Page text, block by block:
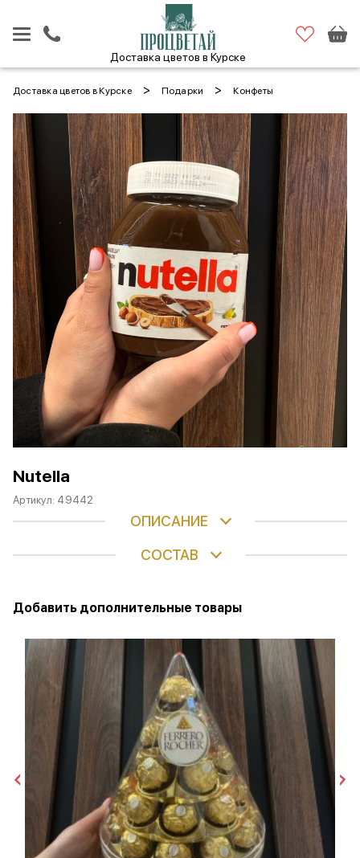
Доставка цветов в Курске
Доставка цветов в Курске > Подарки > Конфеты
Nutella
Артикул: 49442
ОПИСАНИЕ
СОСТАВ
Добавить дополнительные товары